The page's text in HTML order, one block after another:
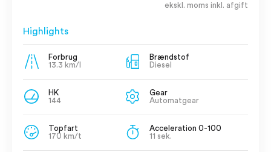
ekskl. moms inkl. afgift
Highlights
Forbrug
13.3 km/l
Brændstof
Diesel
HK
144
Gear
Automatgear
Topfart
170 km/t
Acceleration 0-100
11 sek.